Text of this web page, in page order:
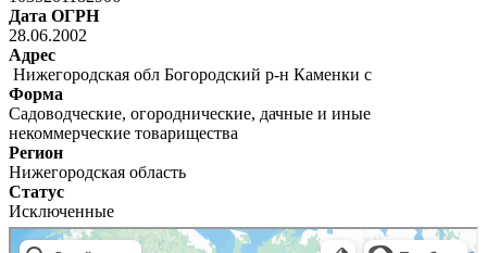
Дата ОГРН
28.06.2002
Адрес
Нижегородская обл Богородский р-н Каменки с
Форма
Садоводческие, огороднические, дачные и иные
некоммерческие товарищества
Регион
Нижегородская область
Статус
Исключенные